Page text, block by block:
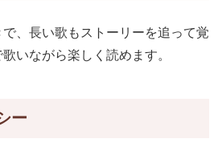
、長い歌もストーリーを追って覚
いながら楽しく読めます。
ー